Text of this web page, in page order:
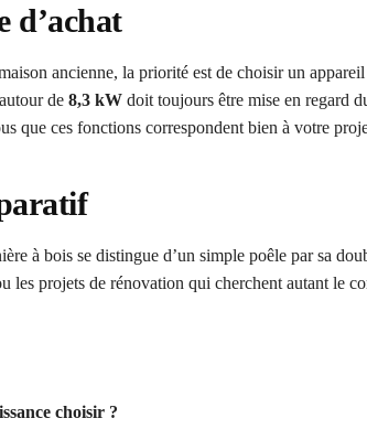
d’achat
ancienne, la priorité est de choisir un
de 8,3 kW doit toujours être mise en regard
que ces fonctions correspondent bien à votre
à bois se distingue d’un simple poêle par sa
les projets de rénovation qui cherchent autant le
choisir ?